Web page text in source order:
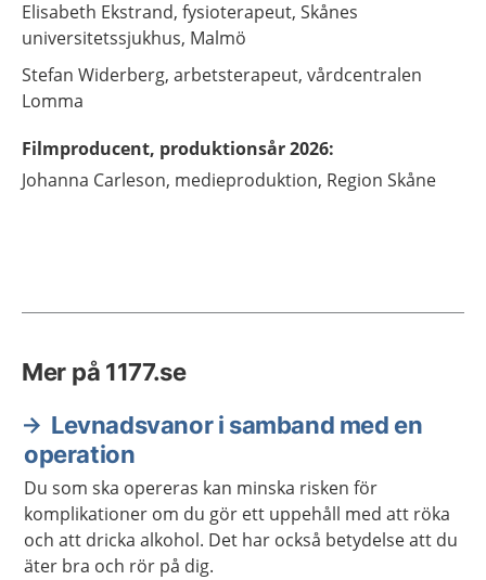
Elisabeth Ekstrand, fysioterapeut, Skånes
universitetssjukhus, Malmö
Stefan Widerberg, arbetsterapeut, vårdcentralen
Lomma
Filmproducent, produktionsår 2026:
Johanna Carleson, medieproduktion, Region Skåne
Mer på 1177.se
Levnadsvanor i samband med en
operation
Du som ska opereras kan minska risken för
komplikationer om du gör ett uppehåll med att röka
och att dricka alkohol. Det har också betydelse att du
äter bra och rör på dig.